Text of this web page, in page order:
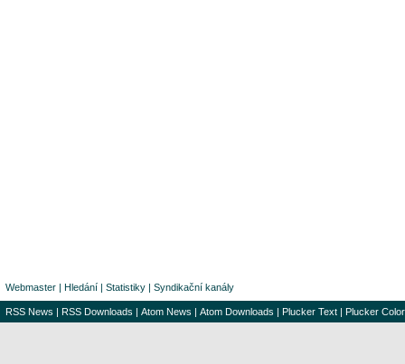
Webmaster | Hledání | Statistiky | Syndikační kanály
RSS News | RSS Downloads | Atom News | Atom Downloads | Plucker Text | Plucker Color